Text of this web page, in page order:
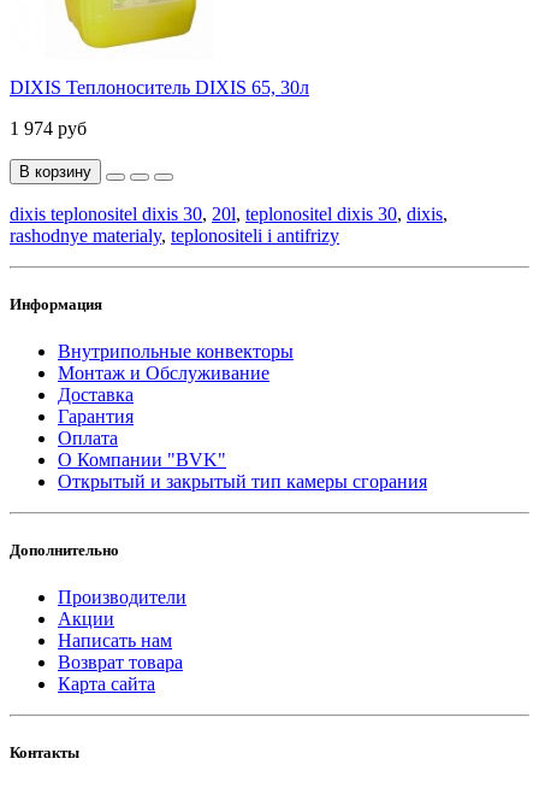
DIXIS Теплоноситель DIXIS 65, 30л
1 974 руб
В корзину
dixis teplonositel dixis 30, 20l, teplonositel dixis 30, dixis,
rashodnye materialy, teplonositeli i antifrizy
Информация
Внутрипольные конвекторы
Монтаж и Обслуживание
Доставка
Гарантия
Оплата
О Компании "BVK"
Открытый и закрытый тип камеры сгорания
Дополнительно
Производители
Акции
Написать нам
Возврат товара
Карта сайта
Контакты